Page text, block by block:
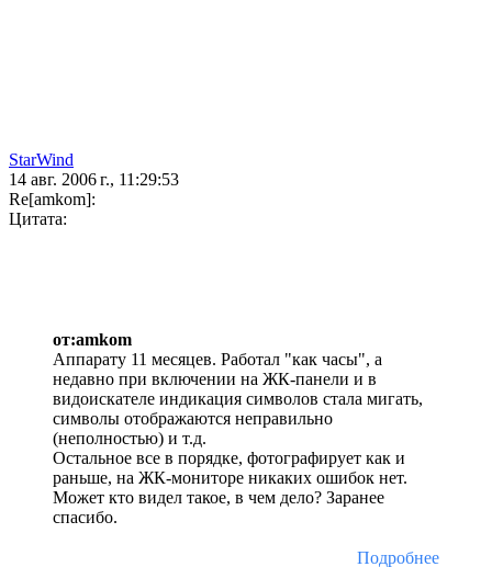
StarWind
14 авг. 2006 г., 11:29:53
Re[amkom]:
Цитата:
от:amkom
Аппарату 11 месяцев. Работал "как часы", а
недавно при включении на ЖК-панели и в
видоискателе индикация символов стала мигать,
символы отображаются неправильно
(неполностью) и т.д.
Остальное все в порядке, фотографирует как и
раньше, на ЖК-мониторе никаких ошибок нет.
Может кто видел такое, в чем дело? Заранее
спасибо.
Подробнее